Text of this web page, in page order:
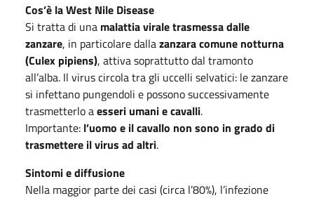
Cos’è la West Nile Disease
Si tratta di una malattia virale trasmessa dalle
zanzare, in particolare dallazanzara comune notturna
(Culex pipiens), attiva soprattutto dal tramonto
all’alba. Il virus circola tra gli uccelli selvatici: le zanzare
si infettano pungendoli e possono successivamente
trasmetterlo aesseri umani e cavalli.
Importante: l’uomo e il cavallo non sono in grado di
trasmettere il virus ad altri.
Sintomi e diffusione
Nella maggior parte dei casi (circa l’80%), l’infezione